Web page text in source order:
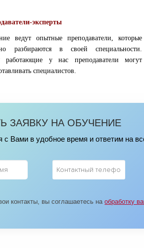
эксперты
ведут опытные преподаватели, которые
разбираются в своей специальности.
работающие у нас преподаватели могут
специалистов.
ЗАЯВКУ НА ОБУЧЕНИЕ
Вами в удобное время и ответим на
контакты, вы соглашаетесь наобработку